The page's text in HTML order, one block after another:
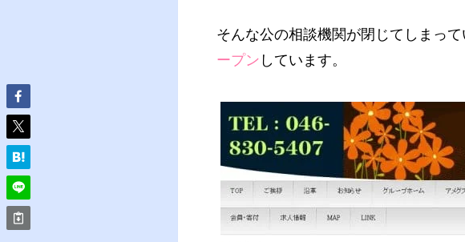
そんな公の相談機関が閉じてしまっ
ープン しています。